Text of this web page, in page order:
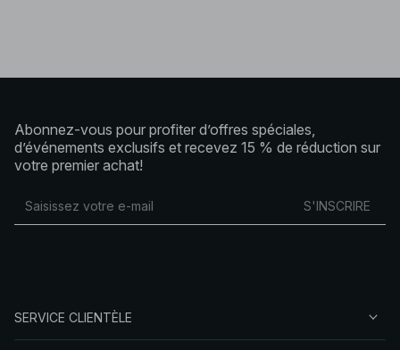
Abonnez-vous pour profiter d’offres spéciales,
d’événements exclusifs et recevez 15 % de réduction sur
votre premier achat!
S'INSCRIRE
SERVICE CLIENTÈLE